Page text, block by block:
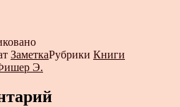
ЗаметкаРубрики Книги
Э.